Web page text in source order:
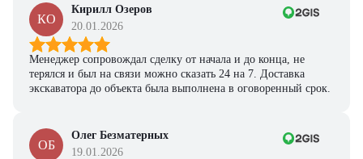
КО
Кирилл Озеров
20.01.2026
Менеджер сопровождал сделку от начала и до конца, не
терялся и был на связи можно сказать 24 на 7. Доставка
экскаватора до объекта была выполнена в оговоренный срок.
ОБ
Олег Безматерных
19.01.2026